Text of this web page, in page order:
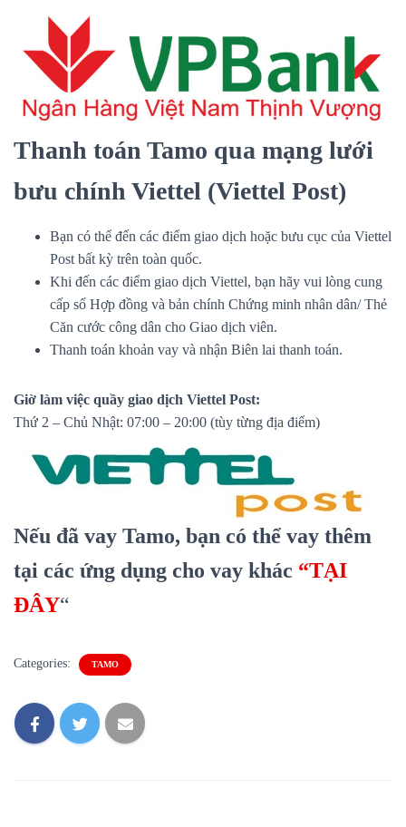
Thanh toán Tamo qua mạng lưới
bưu chính Viettel (Viettel Post)
Bạn có thể đến các điểm giao dịch hoặc bưu cục của Viettel
Post bất kỳ trên toàn quốc.
Khi đến các điểm giao dịch Viettel, bạn hãy vui lòng cung
cấp số Hợp đồng và bản chính Chứng minh nhân dân/ Thẻ
Căn cước công dân cho Giao dịch viên.
Thanh toán khoản vay và nhận Biên lai thanh toán.
Giờ làm việc quầy giao dịch Viettel Post:
Thứ 2 – Chủ Nhật: 07:00 – 20:00 (tùy từng địa điểm)
Nếu đã vay Tamo, bạn có thể vay thêm
tại các ứng dụng cho vay khác “TẠI
ĐÂY“
Categories: TAMO